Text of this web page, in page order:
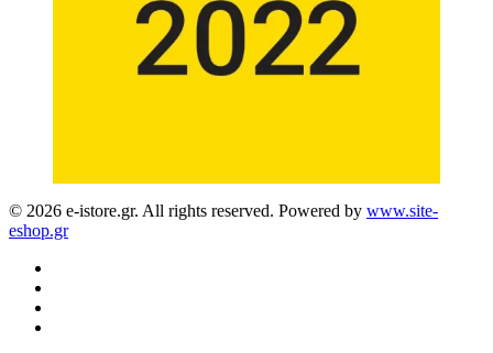
© 2026 e-istore.gr. All rights reserved. Powered by www.site-
eshop.gr